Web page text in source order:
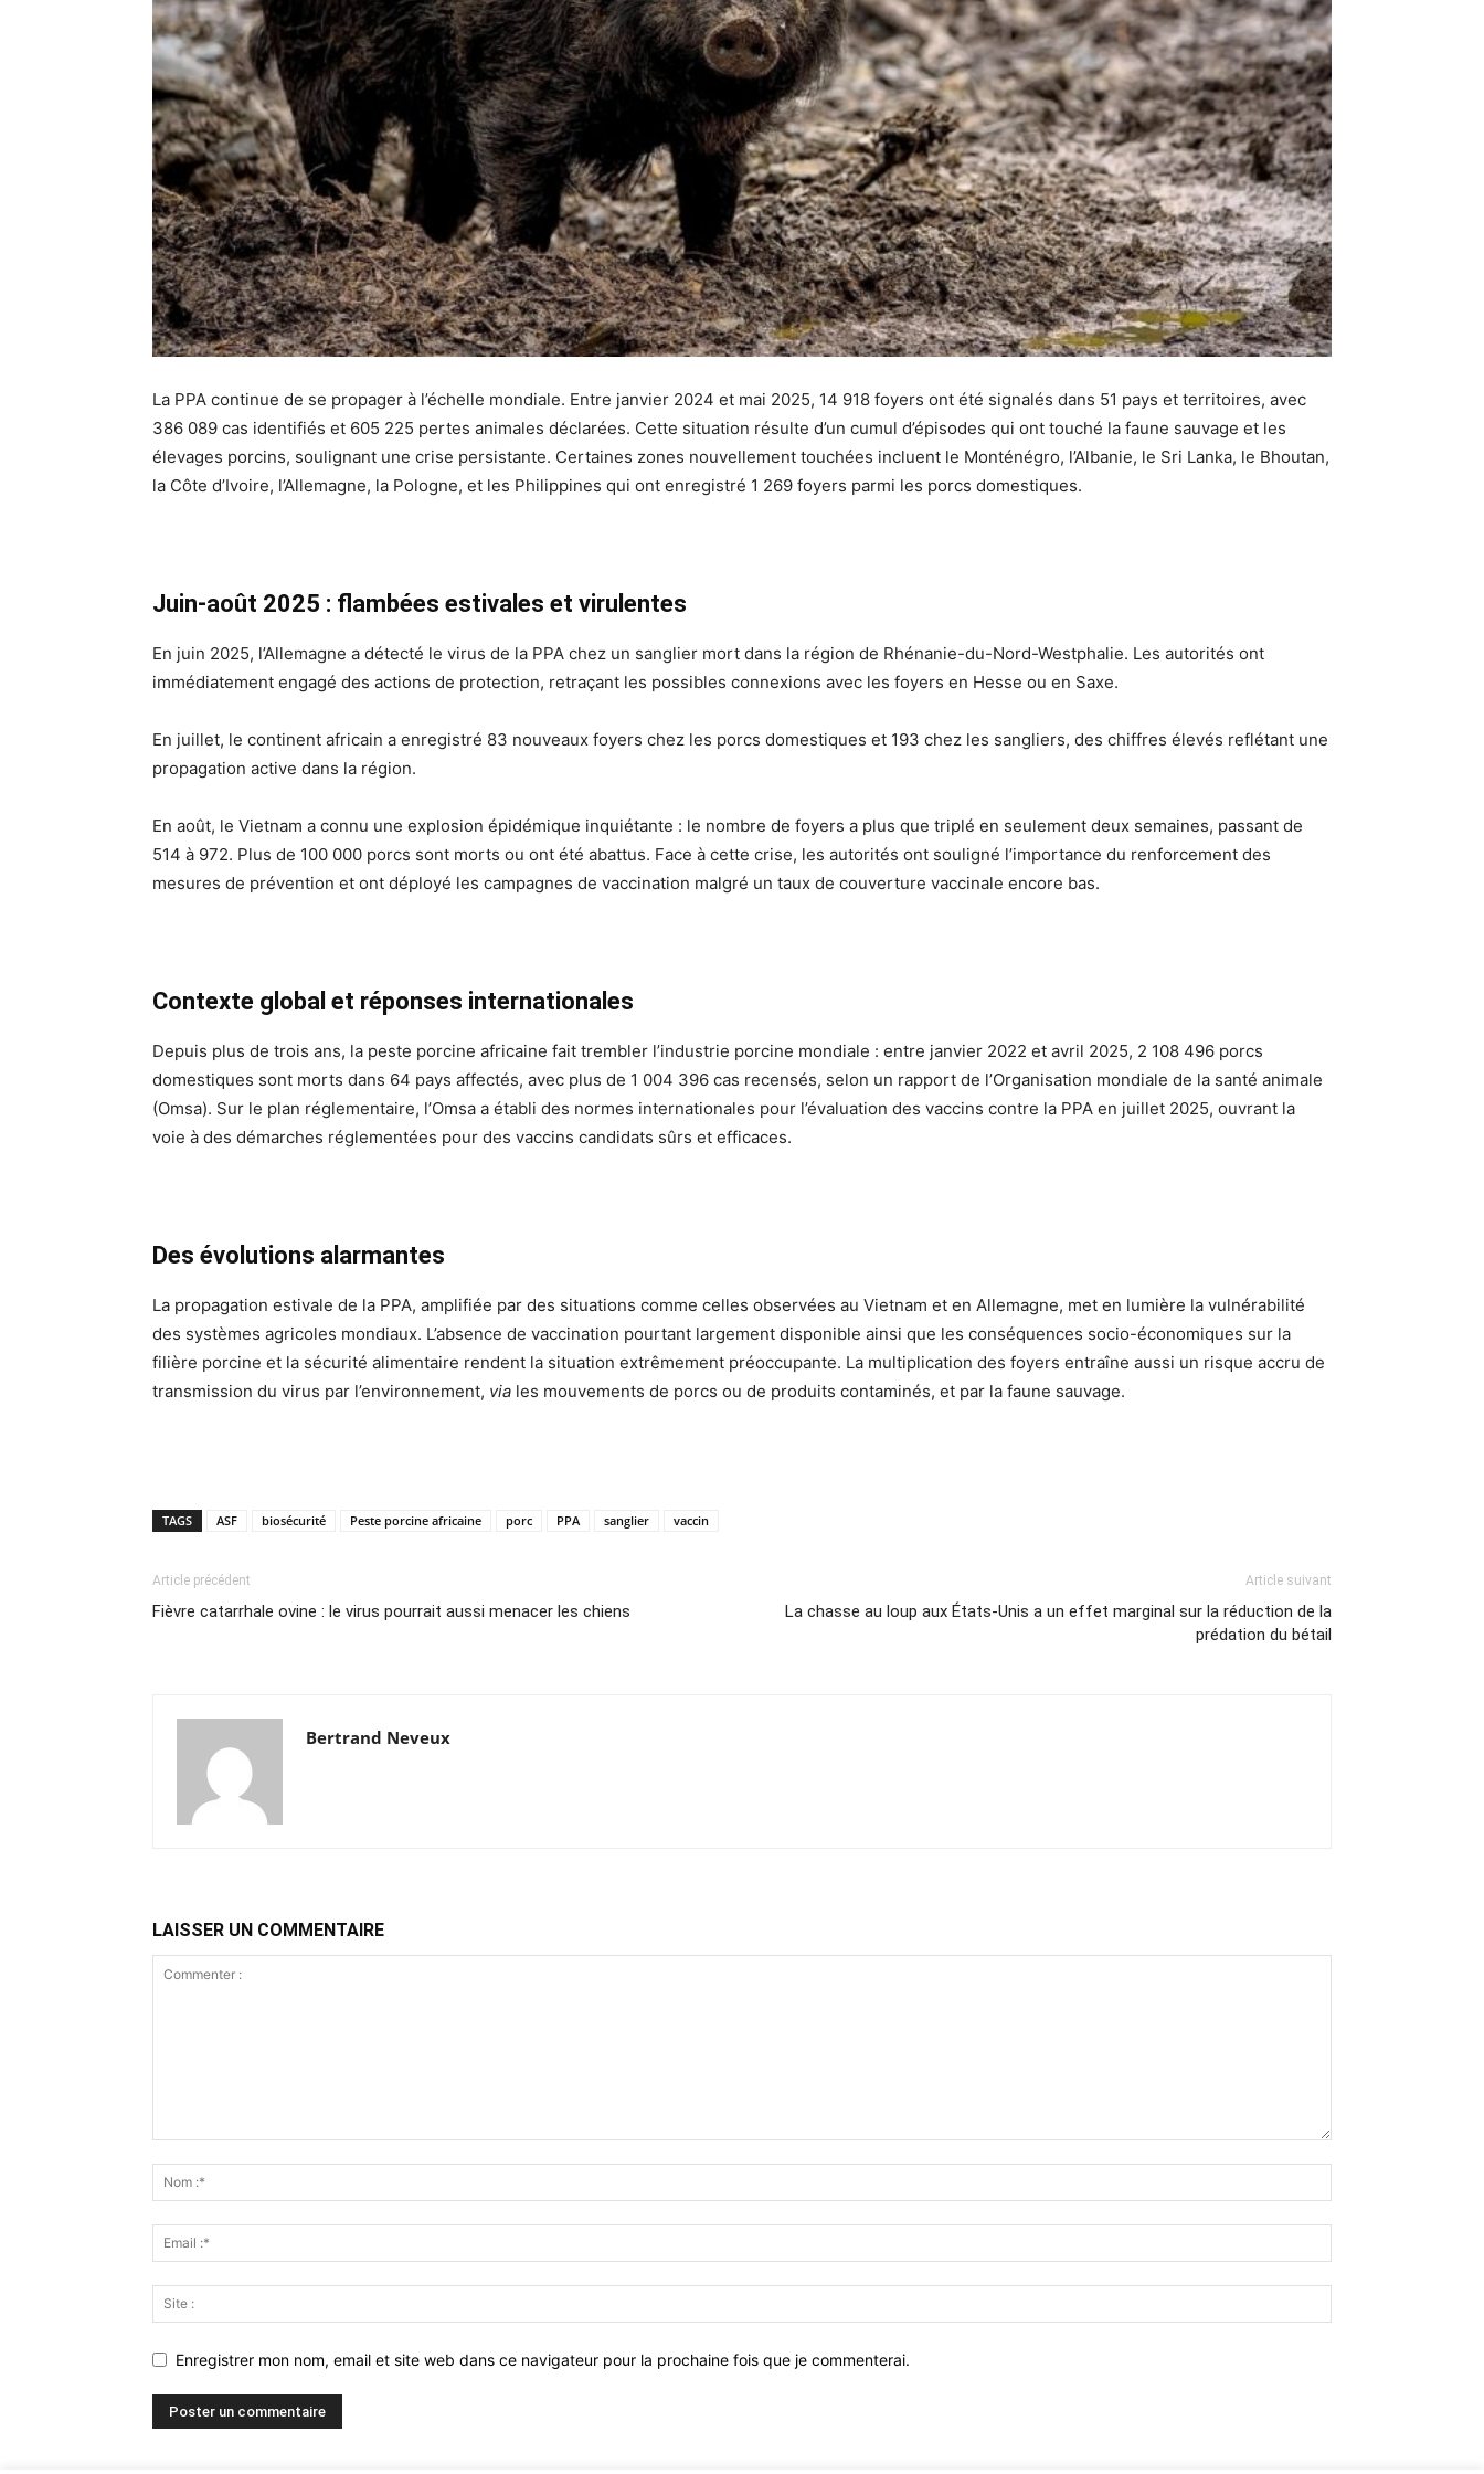
La PPA continue de se propager à l’échelle mondiale. Entre janvier 2024 et mai 2025, 14 918 foyers ont été signalés dans 51 pays et territoires, avec
386 089 cas identifiés et 605 225 pertes animales déclarées. Cette situation résulte d’un cumul d’épisodes qui ont touché la faune sauvage et les
élevages porcins, soulignant une crise persistante. Certaines zones nouvellement touchées incluent le Monténégro, l’Albanie, le Sri Lanka, le Bhoutan,
la Côte d’Ivoire, l’Allemagne, la Pologne, et les Philippines qui ont enregistré 1 269 foyers parmi les porcs domestiques.
Juin-août 2025 : flambées estivales et virulentes
En juin 2025, l’Allemagne a détecté le virus de la PPA chez un sanglier mort dans la région de Rhénanie-du-Nord-Westphalie. Les autorités ont
immédiatement engagé des actions de protection, retraçant les possibles connexions avec les foyers en Hesse ou en Saxe.
En juillet, le continent africain a enregistré 83 nouveaux foyers chez les porcs domestiques et 193 chez les sangliers, des chiffres élevés reflétant une
propagation active dans la région.
En août, le Vietnam a connu une explosion épidémique inquiétante : le nombre de foyers a plus que triplé en seulement deux semaines, passant de
514 à 972. Plus de 100 000 porcs sont morts ou ont été abattus. Face à cette crise, les autorités ont souligné l’importance du renforcement des
mesures de prévention et ont déployé les campagnes de vaccination malgré un taux de couverture vaccinale encore bas.
Contexte global et réponses internationales
Depuis plus de trois ans, la peste porcine africaine fait trembler l’industrie porcine mondiale : entre janvier 2022 et avril 2025, 2 108 496 porcs
domestiques sont morts dans 64 pays affectés, avec plus de 1 004 396 cas recensés, selon un rapport de l’Organisation mondiale de la santé animale
(Omsa). Sur le plan réglementaire, l’Omsa a établi des normes internationales pour l’évaluation des vaccins contre la PPA en juillet 2025, ouvrant la
voie à des démarches réglementées pour des vaccins candidats sûrs et efficaces.
Des évolutions alarmantes
La propagation estivale de la PPA, amplifiée par des situations comme celles observées au Vietnam et en Allemagne, met en lumière la vulnérabilité
des systèmes agricoles mondiaux. L’absence de vaccination pourtant largement disponible ainsi que les conséquences socio-économiques sur la
filière porcine et la sécurité alimentaire rendent la situation extrêmement préoccupante. La multiplication des foyers entraîne aussi un risque accru de
transmission du virus par l’environnement, via les mouvements de porcs ou de produits contaminés, et par la faune sauvage.
TAGS ASF biosécurité Peste porcine africaine porc PPA sanglier vaccin
Article précédent
Fièvre catarrhale ovine : le virus pourrait aussi menacer les chiens
Article suivant
La chasse au loup aux États-Unis a un effet marginal sur la réduction de la
prédation du bétail
Bertrand Neveux
LAISSER UN COMMENTAIRE
Enregistrer mon nom, email et site web dans ce navigateur pour la prochaine fois que je commenterai.